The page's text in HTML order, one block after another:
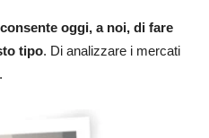
oggi, a noi, di fare
tipo. Di analizzare i mercati